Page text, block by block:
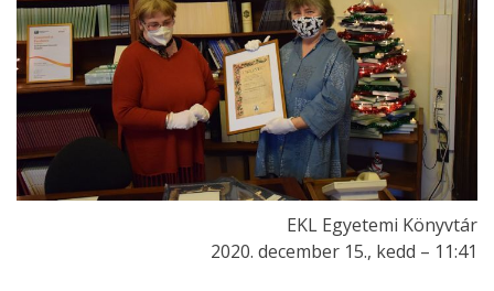
EKL Egyetemi Könyvtár
2020. december 15., kedd – 11:41